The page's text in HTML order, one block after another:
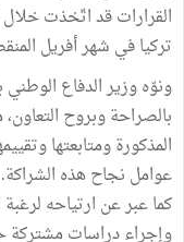
القرارات قد اتّخذت خلال
تركيا في شهر أفريل
ونوّه وزير الدفاع الوطني
بالصراحة وبروح
المذكورة ومتابعتها
عوامل نجاح هذه الشراكة.
كما عبر عن ارتياحه
وإجراء دراسات مشتركة